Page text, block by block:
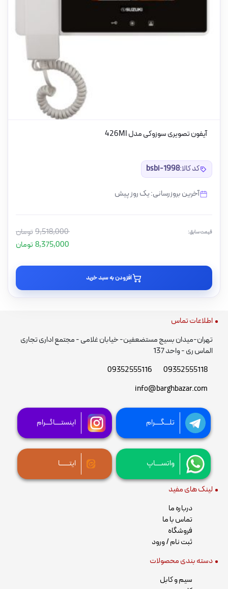
آیفون تصویری سوزوکی مدل 426MI
کد کالا:bsbi-1998
آخرین بروزرسانی: یک روز پیش
قیمت سابق: تومان
9,518,000
تومان
افزودن به سبد خرید
اطلاعات تماس
تهران-میدان بسیج مستضعفین- خیابان غلامی - مجتمع اداری تجاری
الماس ری - واحد 137
09352555118
09352555116
info@barghbazar.com
تلـــگــــرام اینستــــاگـــرام
واتســــاپ ایتــــــا
لینک های مفید
درباره ما
تماس با ما
فروشگاه
ثبت نام / ورود
دسته بندی محصولات
سیم و کابل